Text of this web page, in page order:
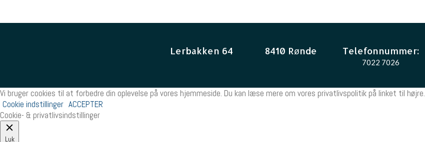
Lerbakken 64 8410 Rønde Telefonnummer:
7022 7026
Vi bruger cookies til at forbedre din oplevelse på vores hjemmeside. Du kan læse mere om vores privatlivspolitik på linket til højre.
Cookie indstillinger ACCEPTER
Cookie- & privatlivsindstillinger
Luk